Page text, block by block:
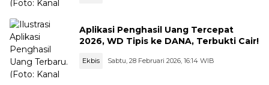
Aplikasi Penghasil Uang Tercepat
2026, WD Tipis ke DANA, Terbukti Cair!
Ekbis Sabtu, 28 Februari 2026, 16:14 WIB